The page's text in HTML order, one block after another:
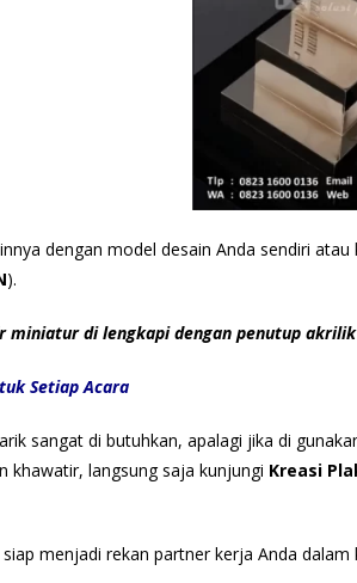
dengan model desain Anda sendiri
).
miniatur di lengkapi dengan penutup
Setiap Acara
sangat di butuhkan, apalagi jika di
khawatir, langsung saja kunjungi Kreasi
menjadi rekan partner kerja Anda